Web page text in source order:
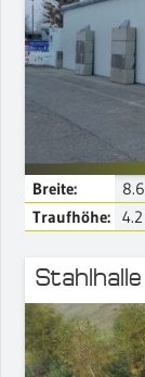
Breite: 8.6
Traufhöhe:
4.2
Stahlhalle